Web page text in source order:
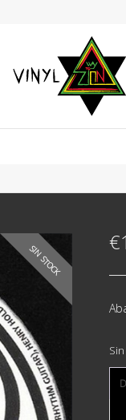
SIN STOCK
€